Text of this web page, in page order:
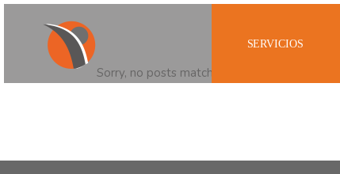
SERVICIOS
Sorry, no posts matched your criteria.